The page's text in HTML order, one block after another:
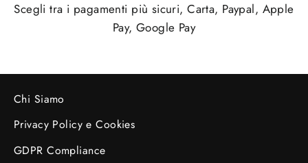
Scegli tra i pagamenti più sicuri, Carta, Paypal, Apple
Pay, Google Pay
Chi Siamo
Privacy Policy e Cookies
GDPR Compliance